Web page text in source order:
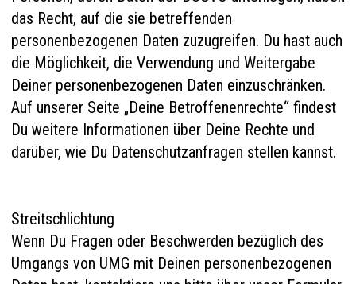
das Recht, auf die sie betreffenden
personenbezogenen Daten zuzugreifen. Du hast auch
die Möglichkeit, die Verwendung und Weitergabe
Deiner personenbezogenen Daten einzuschränken.
Auf unserer Seite „Deine Betroffenenrechte“ findest
Du weitere Informationen über Deine Rechte und
darüber, wie Du Datenschutzanfragen stellen kannst.
Streitschlichtung
Wenn Du Fragen oder Beschwerden bezüglich des
Umgangs von UMG mit Deinen personenbezogenen